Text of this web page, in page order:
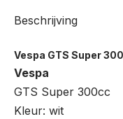
Beschrijving
Vespa GTS Super
Vespa
GTS Super 300cc
Kleur: wit